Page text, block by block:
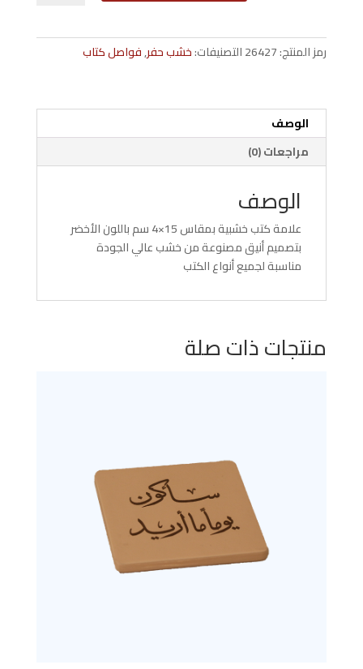
Green
6220407900022
رمز المنتج:26427التصنيفات:خشب حفر,فواصل كتاب
الوصف
مراجعات (0)
الوصف
علامة كتب خشبية بمقاس 15×4 سم باللون الأخضر
بتصميم أنيق مصنوعة من خشب عالي الجودة
مناسبة لجميع أنواع الكتب
منتجات ذات صلة